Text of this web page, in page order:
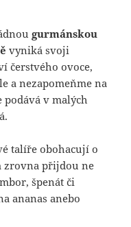
gurmánskou
vyniká svoji
čerstvého ovoce,
a nezapomeňme na
podává v malých
talíře obohacují o
zrovna přijdou ne
špenát či
ananas anebo